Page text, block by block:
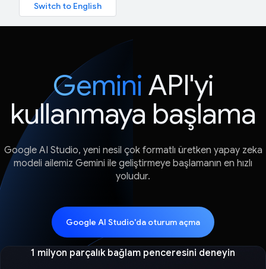
Gemini API'yi
kullanmaya başlama
Google AI Studio, yeni nesil çok formatlı üretken yapay zeka
modeli ailemiz Gemini ile geliştirmeye başlamanın en hızlı
yoludur.
Google AI Studio'da oturum açma
1 milyon parçalık bağlam penceresini deneyin